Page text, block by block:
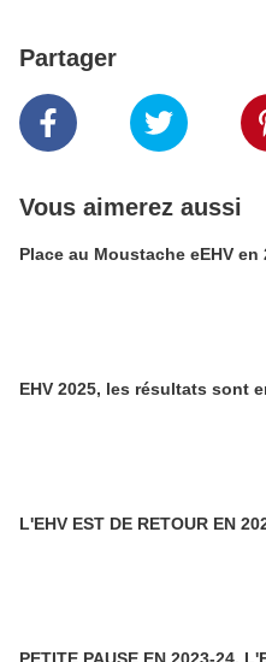
Partager
Vous aimerez aussi
Place au Moustache eEHV en
EHV 2025, les résultats sont
L'EHV EST DE RETOUR EN